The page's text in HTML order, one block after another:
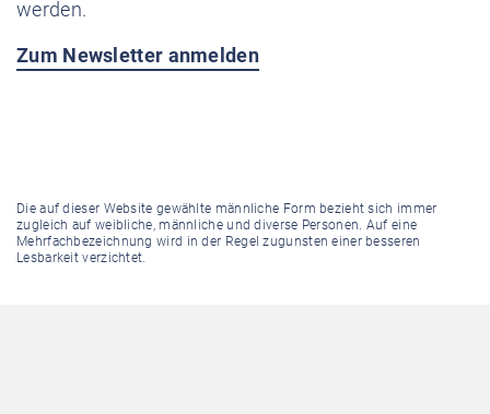
werden.
Zum Newsletter anmelden
Die auf dieser Website gewählte männliche Form bezieht sich immer
zugleich auf weibliche, männliche und diverse Personen. Auf eine
Mehrfachbezeichnung wird in der Regel zugunsten einer besseren
Lesbarkeit verzichtet.